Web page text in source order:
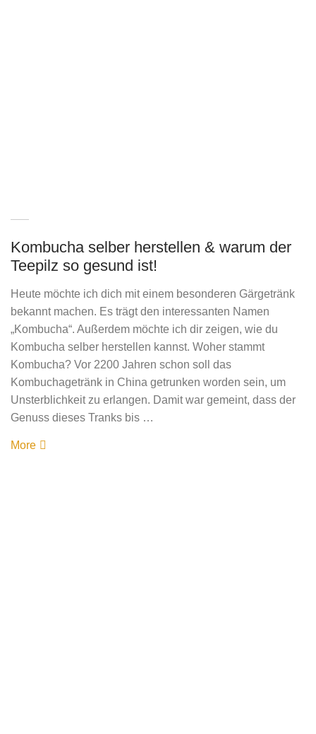
Kombucha selber herstellen & warum der
Teepilz so gesund ist!
Heute möchte ich dich mit einem besonderen Gärgetränk
bekannt machen. Es trägt den interessanten Namen
„Kombucha“. Außerdem möchte ich dir zeigen, wie du
Kombucha selber herstellen kannst. Woher stammt
Kombucha? Vor 2200 Jahren schon soll das
Kombuchagetränk in China getrunken worden sein, um
Unsterblichkeit zu erlangen. Damit war gemeint, dass der
Genuss dieses Tranks bis …
More